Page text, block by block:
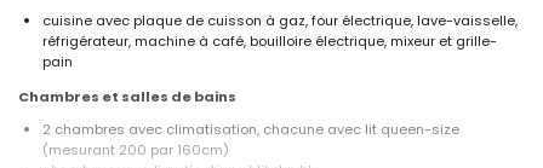
cuisine avec plaque de cuisson à gaz, four électrique, lave-vaisselle,
réfrigérateur, machine à café, bouilloire électrique, mixeur et grille-
pain
Chambres et salles de bains
2 chambres avec climatisation, chacune avec lit queen-size
(mesurant 200 par 160cm)